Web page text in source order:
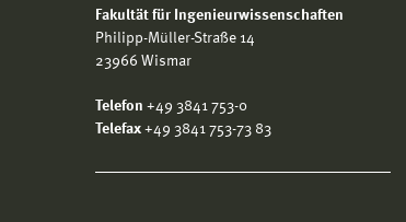
Fakultät für Ingenieurwissenschaften
Philipp-Müller-Straße 14
23966 Wismar
Telefon +49 3841 753-0
Telefax +49 3841 753-73 83